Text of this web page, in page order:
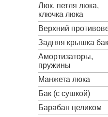
Люк, петля люка,
ключка люка
Верхний
Задняя крышка
Амортизаторы,
пружины
Манжета люка
Бак (с сушкой)
Барабан целиком